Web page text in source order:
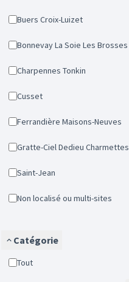
Buers Croix-Luizet
Bonnevay La Soie Les Brosses
Charpennes Tonkin
Cusset
Ferrandière Maisons-Neuves
Gratte-Ciel Dedieu Charmettes
Saint-Jean
Non localisé ou multi-sites
Catégorie
Tout